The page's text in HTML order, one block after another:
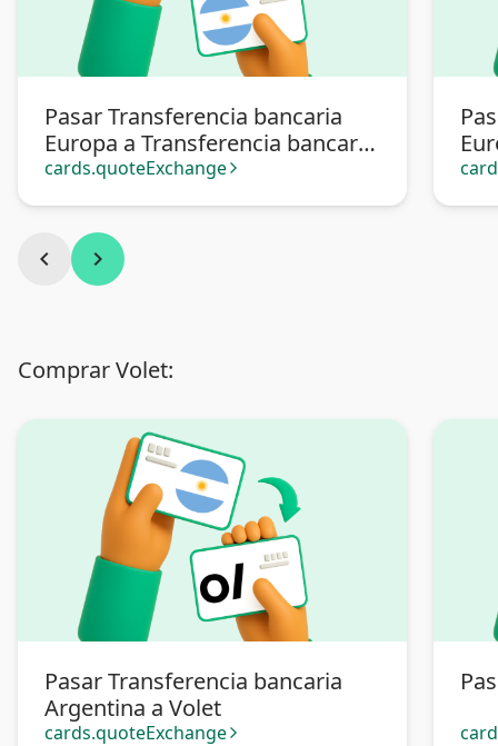
Pasar Transferencia bancaria
Europa a Transferencia bancaria
Argentina
cards.quoteExchange arrow_forward_ios
chevron_left chevron_right
Comprar Volet:
Pasar Transferencia bancaria
Argentina a Volet
cards.quoteExchange arrow_forward_ios